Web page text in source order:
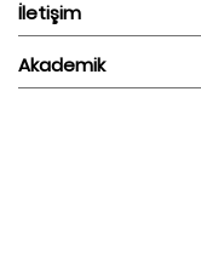
İletişim
Akademik